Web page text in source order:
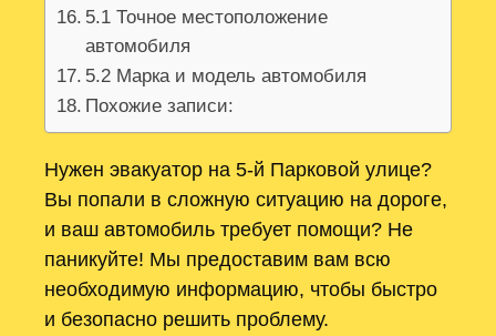
5.1 Точное местоположение
автомобиля
5.2 Марка и модель автомобиля
Похожие записи:
Нужен эвакуатор на 5-й Парковой улице?
Вы попали в сложную ситуацию на дороге,
и ваш автомобиль требует помощи? Не
паникуйте! Мы предоставим вам всю
необходимую информацию, чтобы быстро
и безопасно решить проблему.